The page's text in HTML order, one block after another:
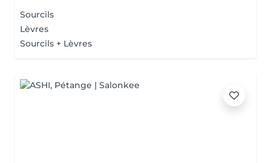
Sourcils
Lèvres
Sourcils + Lèvres